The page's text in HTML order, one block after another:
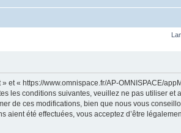
« https://www.omnispace.fr/AP-OMNISPACE/
les conditions suivantes, veuillez ne pas utiliser et
de ces modifications, bien que nous vous
aient été effectuées, vous acceptez d’être